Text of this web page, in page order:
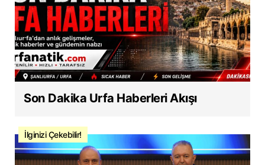
Son Dakika Urfa Haberleri Akışı
İlginizi Çekebilir!